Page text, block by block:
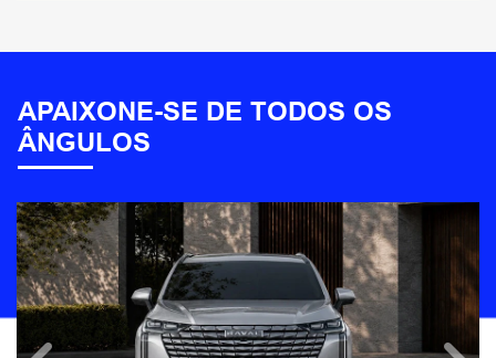
APAIXONE-SE DE TODOS OS
ÂNGULOS